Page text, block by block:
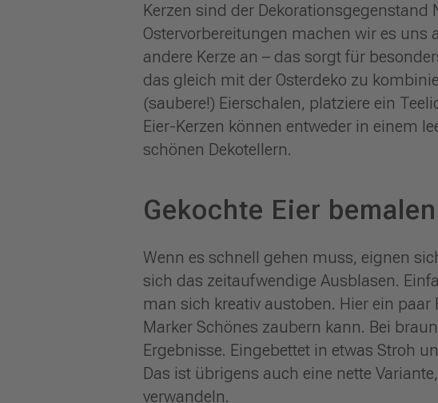
Kerzen sind der
Ostervorbereitungen machen wir es
andere Kerze an – das sorgt für
das gleich mit der Osterdeko zu
(saubere!) Eierschalen, platziere ein
Eier-Kerzen können entweder in einem
schönen Dekotellern.
Gekochte Eier bemalen
Wenn es schnell gehen muss, eignen
sich das zeitaufwendige Ausblasen.
man sich kreativ austoben. Hier ein
Marker Schönes zaubern kann. Bei
Ergebnisse. Eingebettet in etwas Stroh
Das ist übrigens auch eine nette
verwandeln.